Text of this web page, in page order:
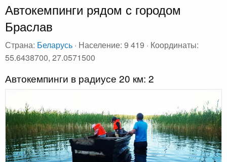
Автокемпинги рядом с городом
Браслав
Страна: Беларусь · Население: 9 419 · Координаты:
55.6438700, 27.0571500
Автокемпинги в радиусе 20 км: 2